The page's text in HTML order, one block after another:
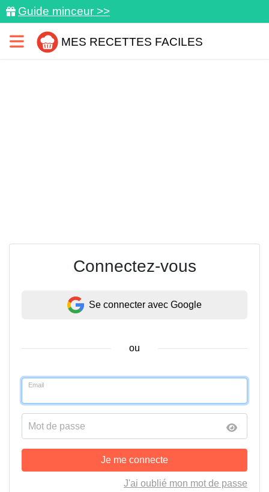
Guide minceur >>
MES RECETTES FACILES
Connectez-vous
Se connecter avec Google
ou
Email
Mot de passe
Je me connecte
J'ai oublié mon mot de passe